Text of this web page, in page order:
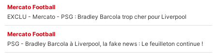
Mercato Football
EXCLU - Mercato - PSG : Bradley Barcola trop cher pour Liverpool
Mercato Football
PSG - Bradley Barcola à Liverpool, la fake news : Le feuilleton continue !